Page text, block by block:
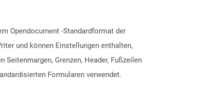
Opendocument -Standardformat der
und können Einstellungen enthalten,
Grenzen, Header, Fußzeilen
Formularen verwendet.